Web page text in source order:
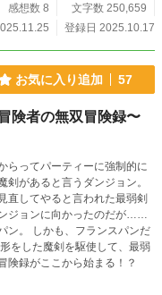
感想数 8
文字数 250,659
登録日 2025.10.17
お気に入り追加 57
険者の無双冒険録〜
らってパーティーに強制的に
があると言うダンジョン。
直してやると言われた最弱剣
ジョンに向かったのだが……
パンだ
険録がここから始まる！？